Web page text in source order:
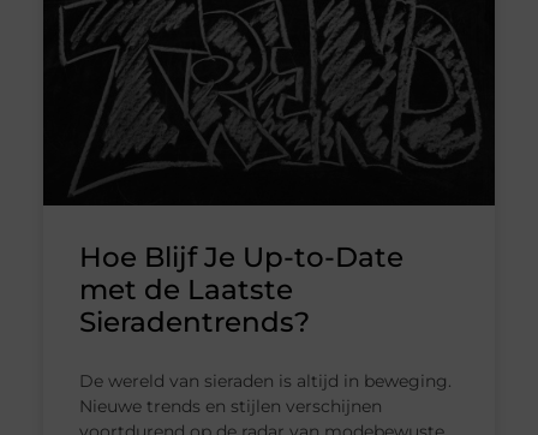
Hoe Blijf Je Up-to-Date
met de Laatste
Sieradentrends?
De wereld van sieraden is altijd in beweging.
Nieuwe trends en stijlen verschijnen